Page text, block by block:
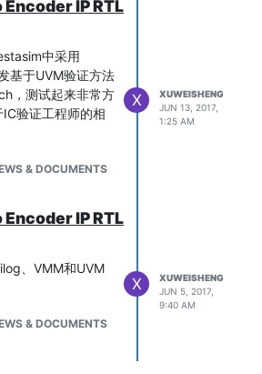
IP RTL
中采用
基于UVM验证方法
，测试起来非常方
验证工程师的相
& DOCUMENTS
X
XUWEISHENG
JUN 13, 2017,
1:25 AM
IP RTL
、VMM和UVM
& DOCUMENTS
X
XUWEISHENG
JUN 5, 2017,
9:40 AM